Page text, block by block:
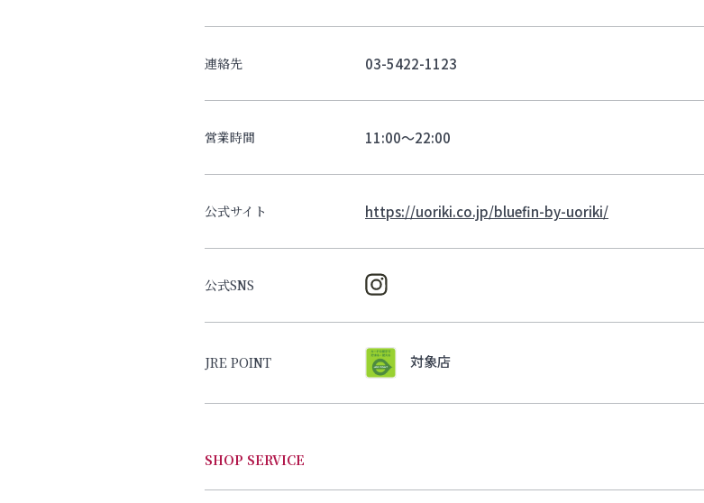
連絡先 03-5422-1123
営業時間 11:00〜22:00
公式サイト https://uoriki.co.jp/bluefin-by-uoriki/
公式SNS
JRE POINT 対象店
SHOP SERVICE